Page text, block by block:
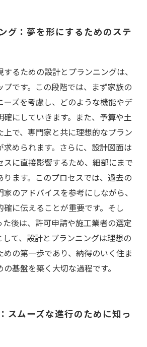
グ：夢を形にするためのステ
るための設計とプランニングは、
です。この段階では、まず家族の
ーズを考慮し、どのような機能やデ
にしていきます。また、予算や土
で、専門家と共に理想的なプラン
求められます。さらに、設計図面は
スに直接影響するため、細部にまで
ります。このプロセスでは、過去の
のアドバイスを参考にしながら、
確に伝えることが重要です。そし
た後は、許可申請や施工業者の選定
して、設計とプランニングは理想の
の第一歩であり、納得のいく住ま
基盤を築く大切な過程です。
スムーズな進行のために知っ